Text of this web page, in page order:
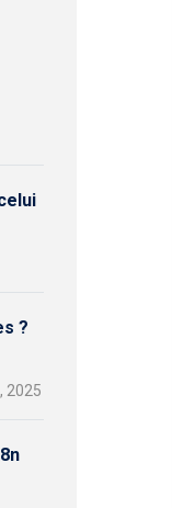
?
2025